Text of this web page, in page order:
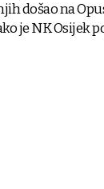
došao na
je NK Osijek